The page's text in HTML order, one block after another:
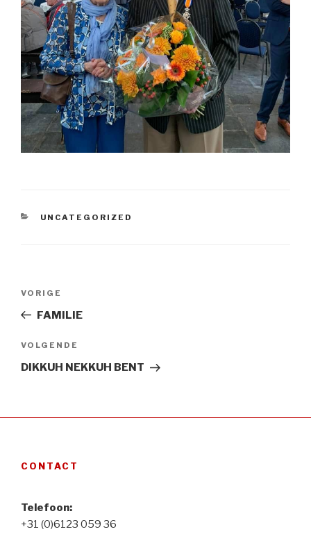
CATEGORIEËN
UNCATEGORIZED
Vorig
bericht
VORIGE
FAMILIE
Volgend
Bericht
VOLGENDE
DIKKUH NEKKUH BENT
CONTACT
Telefoon:
+31 (0)6123 059 36